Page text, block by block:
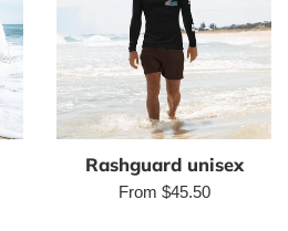
Rashguard unisex
From $45.50